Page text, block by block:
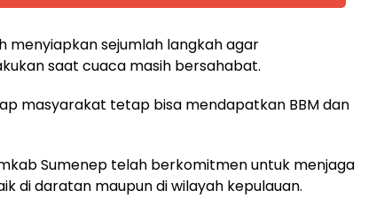
menyiapkan sejumlah langkah agar
saat cuaca masih bersahabat.
masyarakat tetap bisa mendapatkan BBM dan
Sumenep telah berkomitmen untuk menjaga
di daratan maupun di wilayah kepulauan.